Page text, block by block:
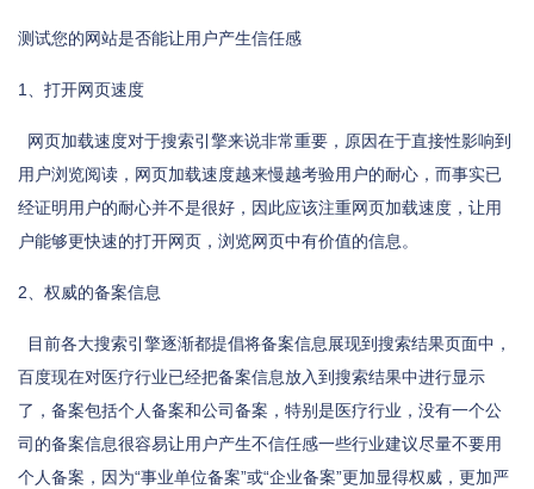
测试您的网站是否能让用户产生信任感
1、打开网页速度
网页加载速度对于搜索引擎来说非常重要，原因在于直接性影响到
用户浏览阅读，网页加载速度越来慢越考验用户的耐心，而事实已
经证明用户的耐心并不是很好，因此应该注重网页加载速度，让用
户能够更快速的打开网页，浏览网页中有价值的信息。
2、权威的备案信息
目前各大搜索引擎逐渐都提倡将备案信息展现到搜索结果页面中，
百度现在对医疗行业已经把备案信息放入到搜索结果中进行显示
了，备案包括个人备案和公司备案，特别是医疗行业，没有一个公
司的备案信息很容易让用户产生不信任感一些行业建议尽量不要用
个人备案，因为“事业单位备案”或“企业备案”更加显得权威，更加严